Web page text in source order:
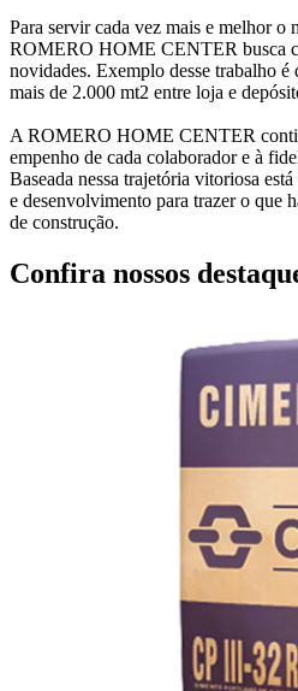
Para servir cada vez mais e melhor o
ROMERO HOME CENTER busca
novidades. Exemplo desse trabalho é
mais de 2.000 mt2 entre loja e
A ROMERO HOME CENTER
empenho de cada colaborador e à
Baseada nessa trajetória vitoriosa
e desenvolvimento para trazer o que
de construção.
Confira nossos